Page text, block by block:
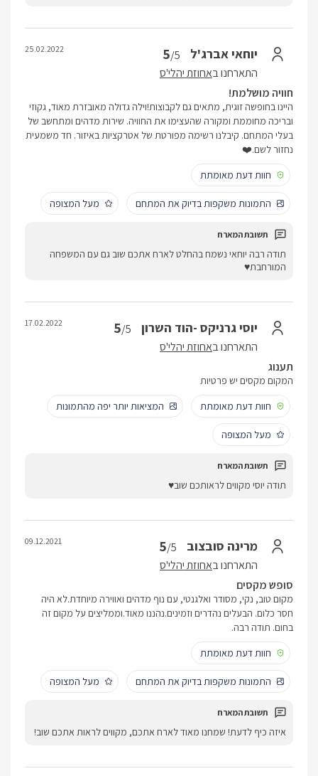
יוחאי אברג'ל 5/5
התארחנו באחוזת יהלי'ס
25.02.2022
חוויה מושלמת!
היינו בחופשה זוגית, מתאים גם לקבוצות!וילה גדולה מאובזרת מאוד, גקוזי
ובריכה מחוממת ומקורה שהעצימו את החוויה. שירות מדהים ומתחשב של
בעלי המתחם. קיבלנו רשימה מפורטת של אטרקציות באיזור. חד משמעית
נחזור לשם.❤️
חוות דעת מאומתת
התמונות משקפות בדיוק את המתחם מעל המצופה
תודה רבה יוחאי נשמח בהחלט לארח אתכם שוב גם עם המשפחה
המורחבת♥️
יוסי גרניקס -הוד השרון 5/5
התארחנו באחוזת יהלי'ס
17.02.2022
תענוג
המקום מקסים יש פרטיות
חוות דעת מאומתת
המציאות יותר יפה מהתמונות
מעל המצופה
תודה יוסי מקווים לראותכם שוב♥️
מרינה סובצוב 5/5
התארחנו באחוזת יהלי'ס
09.12.2021
סופש מקסים
מקום טוב, נקי, מסודר ואלגנטי, עם נוף מדהים ואווירה מיוחדת.לא היה
חסר כלום. הבעלים נהדרים וזמינים.נהננו מאוד.וממליצים על מקום זה
בחום. תודה רבה.
חוות דעת מאומתת
התמונות משקפות בדיוק את המתחם מעל המצופה
איזה כיף לדעת! שמחנו מאוד לארח אתכם, מקווים לראות אתכם שוב!